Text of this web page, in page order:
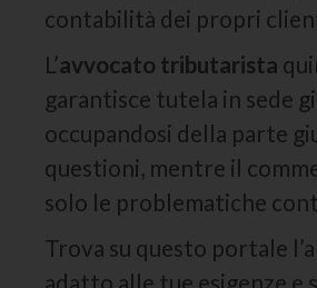
contabilità dei propri
L’avvocato tributarista
garantisce tutela in sede
occupandosi della parte
questioni, mentre il
solo le problematiche
Trova su questo portale
adatto alle tue esigenze e